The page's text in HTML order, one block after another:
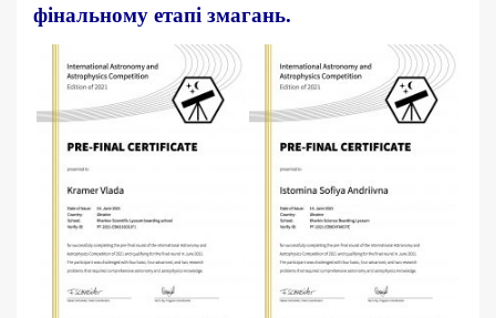
фінальному етапі змагань.